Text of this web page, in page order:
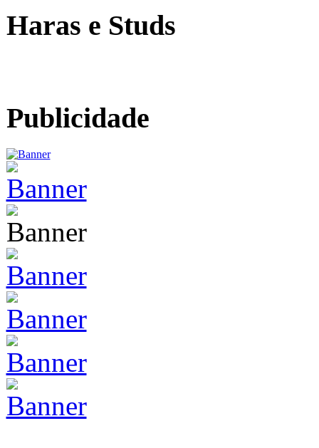
Haras e Studs
Publicidade